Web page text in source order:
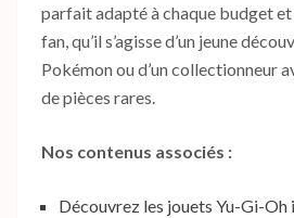
parfait adapté à chaque budget
fan, qu’il s’agisse d’un jeune
Pokémon ou d’un collectionneur
de pièces rares.
Nos contenus associés :
Découvrez les jouets Yu-Gi-